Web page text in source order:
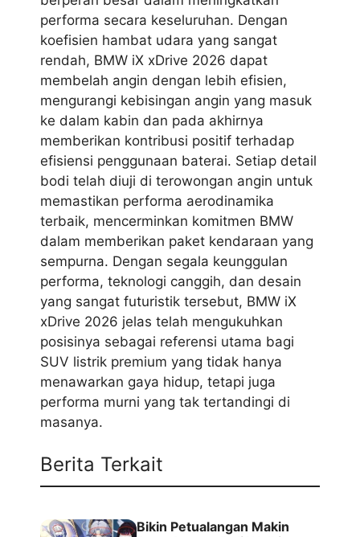
performa secara keseluruhan. Dengan
koefisien hambat udara yang sangat
rendah, BMW iX xDrive 2026 dapat
membelah angin dengan lebih efisien,
mengurangi kebisingan angin yang masuk
ke dalam kabin dan pada akhirnya
memberikan kontribusi positif terhadap
efisiensi penggunaan baterai. Setiap detail
bodi telah diuji di terowongan angin untuk
memastikan performa aerodinamika
terbaik, mencerminkan komitmen BMW
dalam memberikan paket kendaraan yang
sempurna. Dengan segala keunggulan
performa, teknologi canggih, dan desain
yang sangat futuristik tersebut, BMW iX
xDrive 2026 jelas telah mengukuhkan
posisinya sebagai referensi utama bagi
SUV listrik premium yang tidak hanya
menawarkan gaya hidup, tetapi juga
performa murni yang tak tertandingi di
masanya.
Berita Terkait
Bikin Petualangan Makin